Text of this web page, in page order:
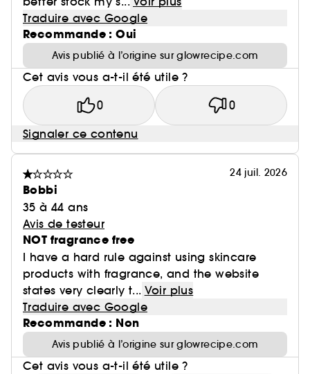
Traduire avec Google
Recommande : Oui
Avis publié à l’origine sur glowrecipe.com
Cet avis vous a-t-il été utile ?
0 0
Signaler ce contenu
24 juil. 2026
Bobbi
35 à 44 ans
Avis de testeur
NOT fragrance free
I have a hard rule against using skincare
products with fragrance, and the website
states very clearly t... Voir plus
Traduire avec Google
Recommande : Non
Avis publié à l’origine sur glowrecipe.com
Cet avis vous a-t-il été utile ?